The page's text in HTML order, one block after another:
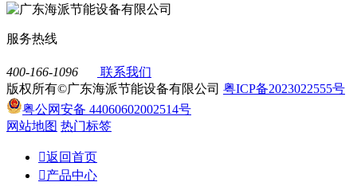
服务热线
400-166-1096
联系我们
版权所有©广东海派节能设备有限公司 粤ICP备2023022555号
粤公网安备 44060602002514号
网站地图 热门标签
返回首页
产品中心